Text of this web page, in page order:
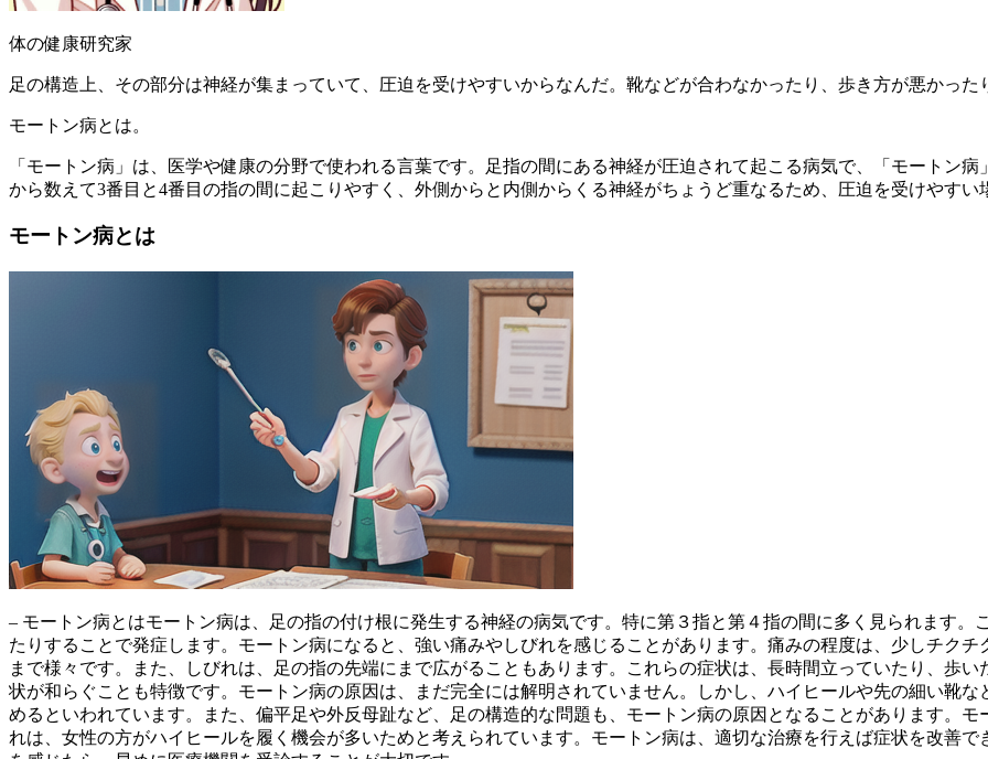
体の健康研究家
足の構造上、その部分は神経が集まっていて、圧迫を受けやすいからなんだ。靴などが合わなかったり、歩き方が悪かっ
モートン病とは。
「モートン病」は、医学や健康の分野で使われる言葉です。足指の間にある神経が圧迫されて起こる病気で、「モートン
から数えて3番目と4番目の指の間に起こりやすく、外側からと内側からくる神経がちょうど重なるため、圧迫を受けやすい
モートン病とは
– モートン病とはモートン病は、足の指の付け根に発生する神経の病気です。特に第３指と第４指の間に多く見られます。
たりすることで発症します。モートン病になると、 強い痛みやしびれを感じることがあります。痛みの程度は、少しチク
まで様々です。また、しびれは、足の指の先端にまで広がることもあります。これらの症状は、 長時間立っていたり、歩い
状が和らぐことも特徴です。モートン病の原因は、まだ完全には解明されていません。しかし、 ハイヒールや先の細い靴な
めるといわれています。また、偏平足や外反母趾など、足の構造的な問題も、モートン病の原因となることがあります。モ
れは、女性の方がハイヒールを履く機会が多いためと考えられています。モートン病は、適切な治療を行えば症状を改善